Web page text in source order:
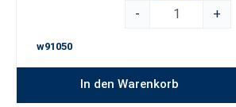
-
+
w91050
In den Warenkorb